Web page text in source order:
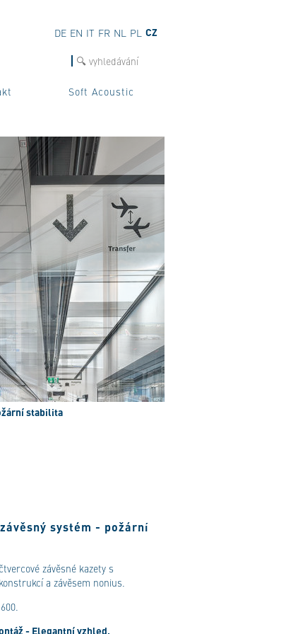
Soft Acoustic
DE EN IT FR NL PL CZ
stabilita
systém - požární
závěsné kazety s
a závěsem nonius.
- Elegantní vzhled.